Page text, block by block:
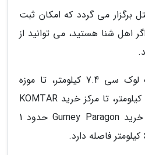
برگزار می گردد که امکان ثبت
اهل شنا هستید، می توانید از
از این هتل تا معبد کک لوک سی 7.4 کیلومتر، تا موزه
غذاهای عجیب پنانگ 0.8 کیلومتر، تا مرکز خرید KOMTAR
حدود 1 کیلومتر، تا مرکز خرید Gurney Paragon حدود 1